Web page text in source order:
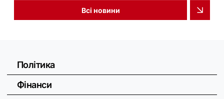
Всі новини
Політика
Фінанси